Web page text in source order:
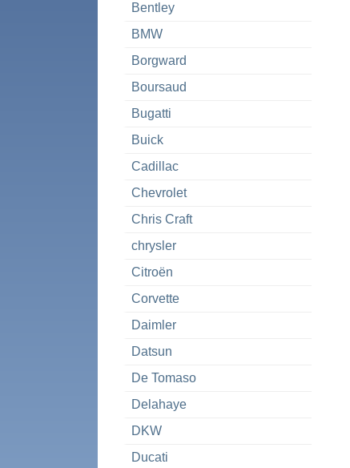
Bentley
BMW
Borgward
Boursaud
Bugatti
Buick
Cadillac
Chevrolet
Chris Craft
chrysler
Citroën
Corvette
Daimler
Datsun
De Tomaso
Delahaye
DKW
Ducati